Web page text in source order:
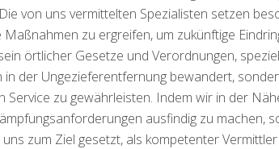
von uns vermittelten Spezialisten setzen
zu ergreifen, um zukünftige
örtlicher Gesetze und Verordnungen,
der Ungezieferentfernung bewandert,
zu gewährleisten. Indem wir in der
ausfindig zu machen,
zum Ziel gesetzt, als kompetenter